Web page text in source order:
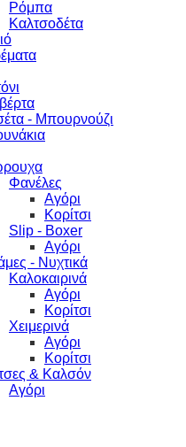
Ρόμπα
Καλτσοδέτα
- Μπουρνούζι
Φανέλες
Αγόρι
Κορίτσι
Slip - Boxer
Αγόρι
- Νυχτικά
Καλοκαιρινά
Αγόρι
Κορίτσι
Χειμερινά
Αγόρι
Κορίτσι
& Καλσόν
Αγόρι